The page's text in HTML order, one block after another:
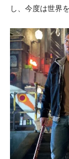
し、今度は世界